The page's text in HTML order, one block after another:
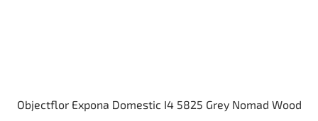
Objectflor Expona Domestic I4 5825 Grey Nomad Wood